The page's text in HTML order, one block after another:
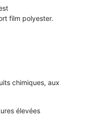
film polyester.
chimiques, aux
élevées